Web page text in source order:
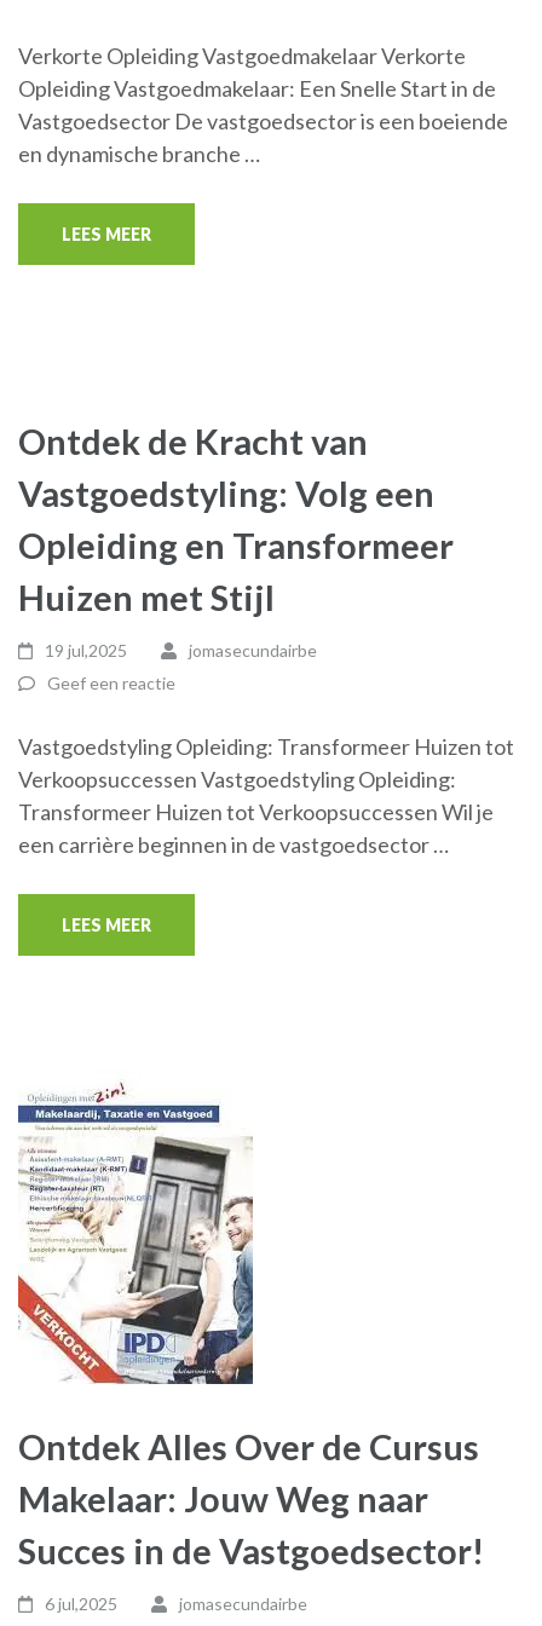
Verkorte Opleiding Vastgoedmakelaar Verkorte
Opleiding Vastgoedmakelaar: Een Snelle Start in de
Vastgoedsector De vastgoedsector is een boeiende
en dynamische branche …
LEES MEER
Ontdek de Kracht van
Vastgoedstyling: Volg een
Opleiding en Transformeer
Huizen met Stijl
19 jul,2025
jomasecundairbe
Geef een reactie
Vastgoedstyling Opleiding: Transformeer Huizen tot
Verkoopsuccessen Vastgoedstyling Opleiding:
Transformeer Huizen tot Verkoopsuccessen Wil je
een carrière beginnen in de vastgoedsector …
LEES MEER
Ontdek Alles Over de Cursus
Makelaar: Jouw Weg naar
Succes in de Vastgoedsector!
6 jul,2025 jomasecundairbe